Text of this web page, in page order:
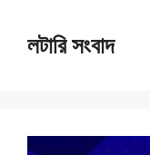
contentলটারি সংবাদ